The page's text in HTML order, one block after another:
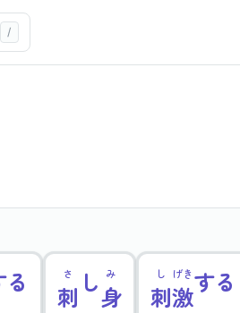
刺
さ し身
み
刺
し
激
げき する